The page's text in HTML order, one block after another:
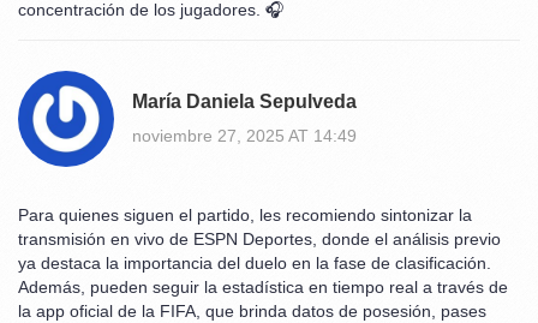
concentración de los jugadores. 🎧
María Daniela Sepulveda
noviembre 27, 2025 AT 14:49
Para quienes siguen el partido, les recomiendo sintonizar la
transmisión en vivo de ESPN Deportes, donde el análisis previo
ya destaca la importancia del duelo en la fase de clasificación.
Además, pueden seguir la estadística en tiempo real a través de
la app oficial de la FIFA, que brinda datos de posesión, pases